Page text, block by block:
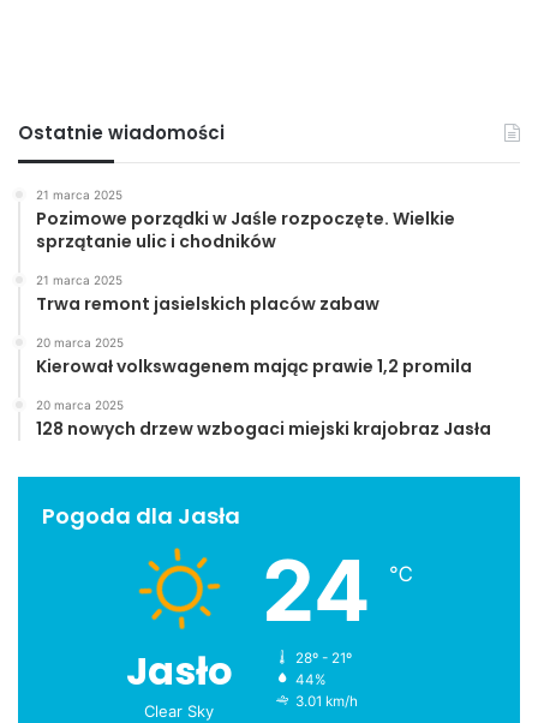
Ostatnie wiadomości
21 marca 2025
Pozimowe porządki w Jaśle rozpoczęte. Wielkie
sprzątanie ulic i chodników
21 marca 2025
Trwa remont jasielskich placów zabaw
20 marca 2025
Kierował volkswagenem mając prawie 1,2 promila
20 marca 2025
128 nowych drzew wzbogaci miejski krajobraz Jasła
Pogoda dla Jasła
Jasło
Clear Sky
24 ℃
28º - 21º
44%
3.01 km/h